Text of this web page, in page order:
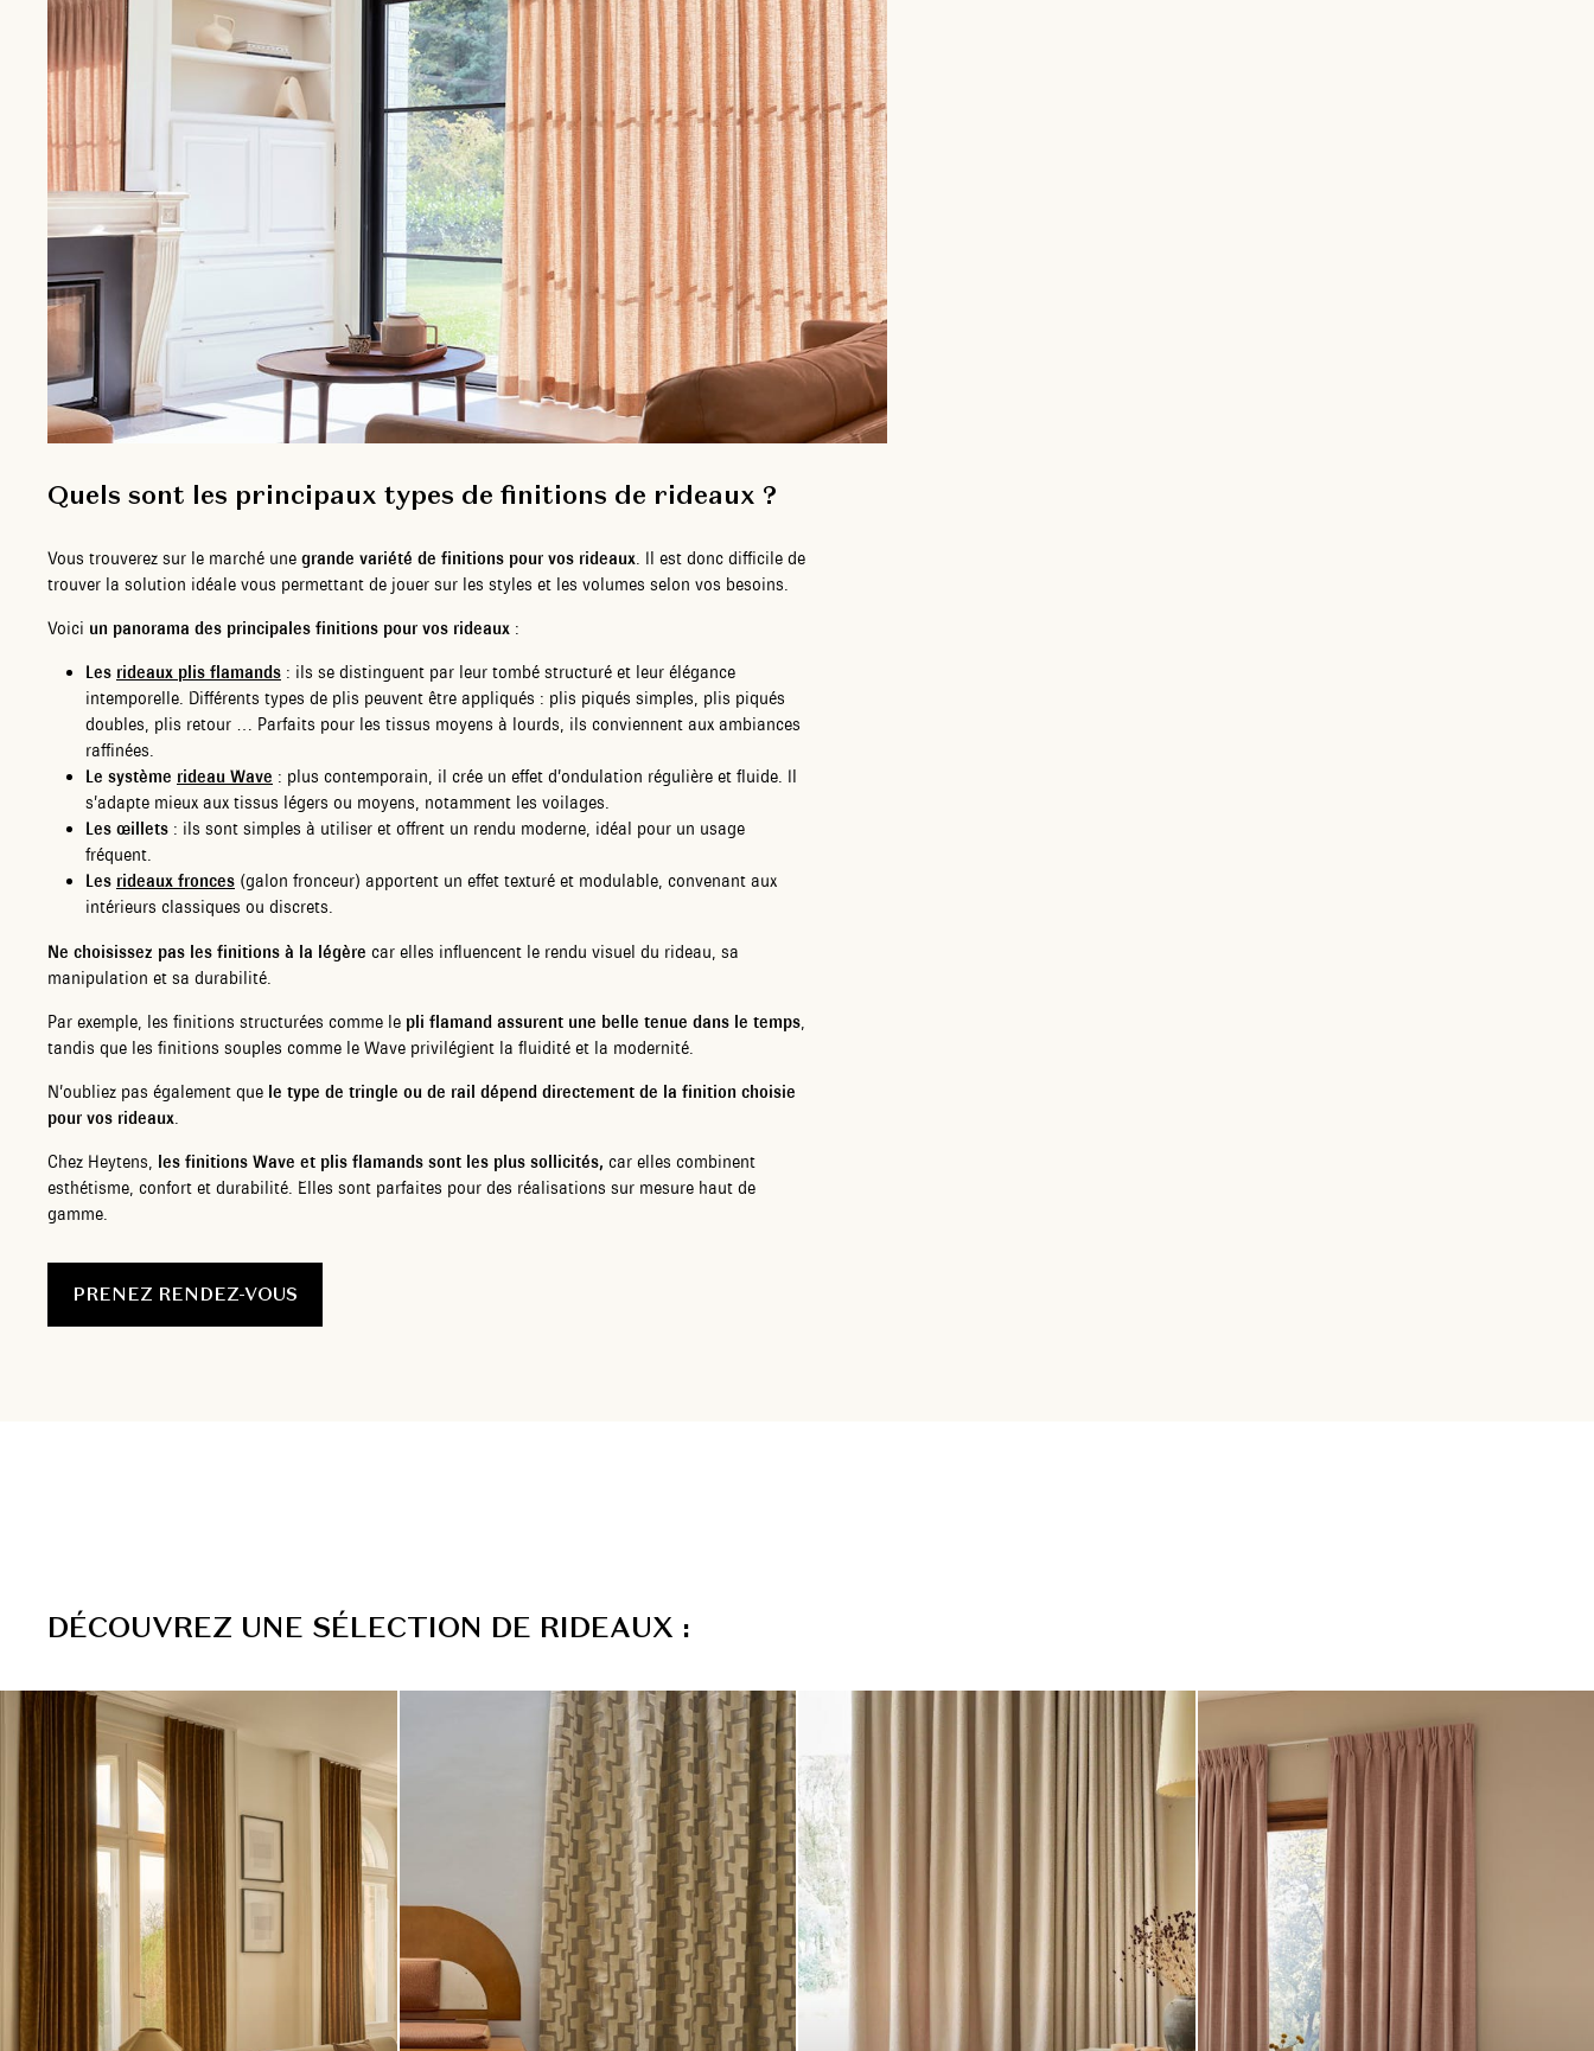
Quels sont les principaux types de finitions de rideaux ?
Vous trouverez sur le marché une grande variété de finitions pour vos rideaux. Il est donc difficile de
trouver la solution idéale vous permettant de jouer sur les styles et les volumes selon vos besoins.
Voici un panorama des principales finitions pour vos rideaux :
Les rideaux plis flamands : ils se distinguent par leur tombé structuré et leur élégance
intemporelle. Différents types de plis peuvent être appliqués : plis piqués simples, plis piqués
doubles, plis retour … Parfaits pour les tissus moyens à lourds, ils conviennent aux ambiances
raffinées.
Le système rideau Wave : plus contemporain, il crée un effet d’ondulation régulière et fluide. Il
s’adapte mieux aux tissus légers ou moyens, notamment les voilages.
Les œillets : ils sont simples à utiliser et offrent un rendu moderne, idéal pour un usage
fréquent.
Les rideaux fronces (galon fronceur) apportent un effet texturé et modulable, convenant aux
intérieurs classiques ou discrets.
Ne choisissez pas les finitions à la légère car elles influencent le rendu visuel du rideau, sa
manipulation et sa durabilité.
Par exemple, les finitions structurées comme le pli flamand assurent une belle tenue dans le temps,
tandis que les finitions souples comme le Wave privilégient la fluidité et la modernité.
N’oubliez pas également que le type de tringle ou de rail dépend directement de la finition choisie
pour vos rideaux.
Chez Heytens, les finitions Wave et plis flamands sont les plus sollicités, car elles combinent
esthétisme, confort et durabilité. Elles sont parfaites pour des réalisations sur mesure haut de
gamme.
PRENEZ RENDEZ-VOUS
DÉCOUVREZ UNE SÉLECTION DE RIDEAUX :